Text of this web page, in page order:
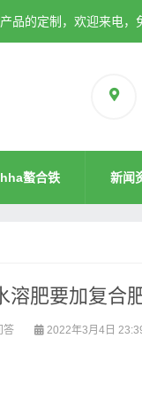
的定制，欢迎来电，
螯合铁 新闻
溶肥要加复合
答 2022年3月4日